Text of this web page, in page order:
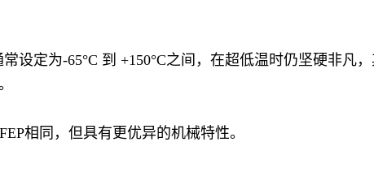
设定为-65°C 到 +150°C之间，在超低温时仍坚硬非凡
相同，但具有更优异的机械特性。